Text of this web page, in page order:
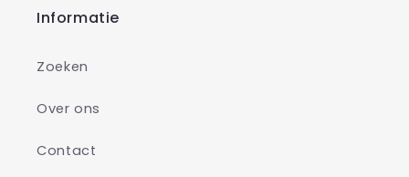
Informatie
Zoeken
Over ons
Contact